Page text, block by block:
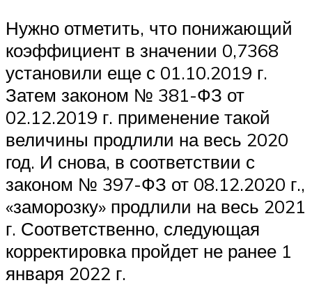
Нужно отметить, что понижающий
коэффициент в значении 0,7368
установили еще с 01.10.2019 г.
Затем законом № 381-ФЗ от
02.12.2019 г. применение такой
величины продлили на весь 2020
год. И снова, в соответствии с
законом № 397-ФЗ от 08.12.2020 г.,
«заморозку» продлили на весь 2021
г. Соответственно, следующая
корректировка пройдет не ранее 1
января 2022 г.